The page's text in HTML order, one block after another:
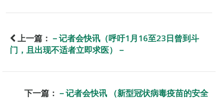
上一篇： －记者会快讯（呼吁1月16至23日曾到斗
门，且出现不适者立即求医）－
下一篇： －记者会快讯 （新型冠状病毒疫苗的安全